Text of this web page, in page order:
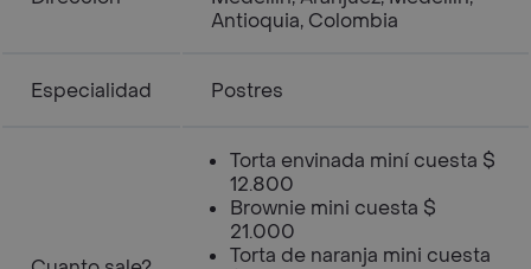
Antioquia, Colombia
Especialidad Postres
Torta envinada miní cuesta $
12.800
Brownie mini cuesta $
21.000
Torta de naranja mini cuesta